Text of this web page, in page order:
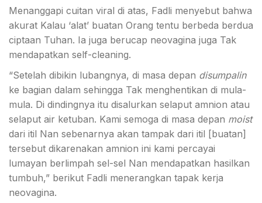
Menanggapi cuitan viral di atas, Fadli menyebut bahwa
akurat Kalau ‘alat’ buatan Orang tentu berbeda berdua
ciptaan Tuhan. Ia juga berucap neovagina juga Tak
mendapatkan self-cleaning.
“Setelah dibikin lubangnya, di masa depan disumpalin
ke bagian dalam sehingga Tak menghentikan di mula-
mula. Di dindingnya itu disalurkan selaput amnion atau
selaput air ketuban. Kami semoga di masa depan moist
dari itil Nan sebenarnya akan tampak dari itil [buatan]
tersebut dikarenakan amnion ini kami percayai
lumayan berlimpah sel-sel Nan mendapatkan hasilkan
tumbuh,” berikut Fadli menerangkan tapak kerja
neovagina.